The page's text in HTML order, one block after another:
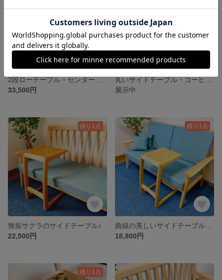
33,500円
展示中
残り1点
無垢サクラのサイドテーブル♪
22,500円
残り1点
18,800円
残り1点